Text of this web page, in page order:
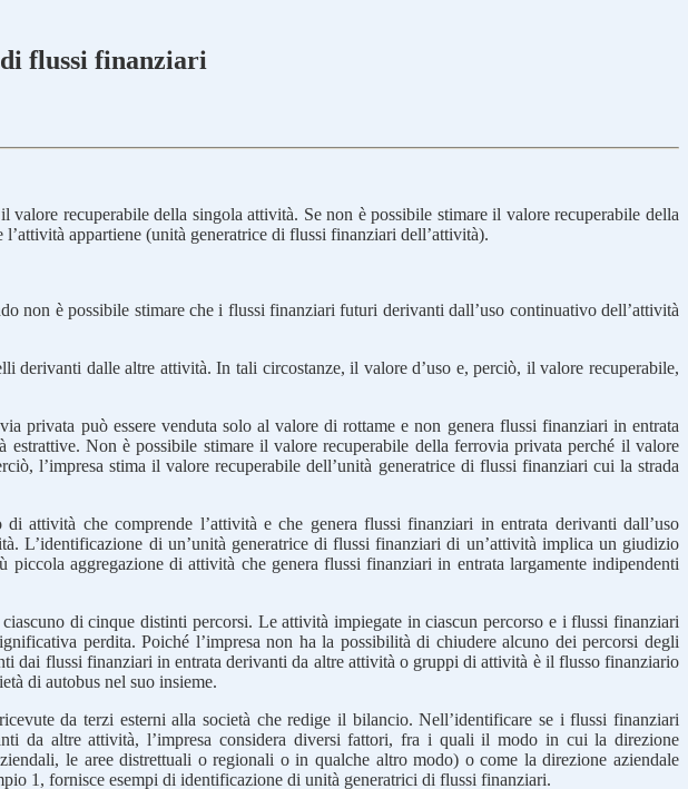
flussi finanziari
recuperabile della singola attività. Se non è possibile stimare il valore recuperabile della
appartiene (unità generatrice di flussi finanziari dell’attività).
non è possibile stimare che i flussi finanziari futuri derivanti dall’uso continuativo dell’attività
derivanti dalle altre attività. In tali circostanze, il valore d’uso e, perciò, il valore recuperabile,
privata può essere venduta solo al valore di rottame e non genera flussi finanziari in entrata
Non è possibile stimare il valore recuperabile della ferrovia privata perché il valore
l’impresa stima il valore recuperabile dell’unità generatrice di flussi finanziari cui la strada
che comprende l’attività e che genera flussi finanziari in entrata derivanti dall’uso
L’identificazione di un’unità generatrice di flussi finanziari di un’attività implica un giudizio
aggregazione di attività che genera flussi finanziari in entrata largamente indipendenti
di cinque distinti percorsi. Le attività impiegate in ciascun percorso e i flussi finanziari
perdita. Poiché l’impresa non ha la possibilità di chiudere alcuno dei percorsi degli
dai flussi finanziari in entrata derivanti da altre attività o gruppi di attività è il flusso finanziario
di autobus nel suo insieme.
da terzi esterni alla società che redige il bilancio. Nell’identificare se i flussi finanziari
da altre attività, l’impresa considera diversi fattori, fra i quali il modo in cui la direzione
le aree distrettuali o regionali o in qualche altro modo) o come la direzione aziendale
1, fornisce esempi di identificazione di unità generatrici di flussi finanziari.